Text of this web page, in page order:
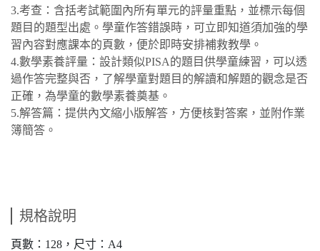
3.考查：含括考試範圍內所有單元的評量重點，並標示每個
題目的題型出處。學童作答錯誤時，可立即知道須加強的學
習內容對應課本的頁數，便於即時安排補救教學。
4.數學素養評量：設計類似PISA的題目供學童練習，可以透
過作答完整與否，了解學童對題目的解讀和解題的觀念是否
正確，為學童的數學素養奠基。
5.解答篇：提供內文縮小版解答，方便核對答案，並附作業
簿簡答。
規格說明
頁數：128，尺寸：A4